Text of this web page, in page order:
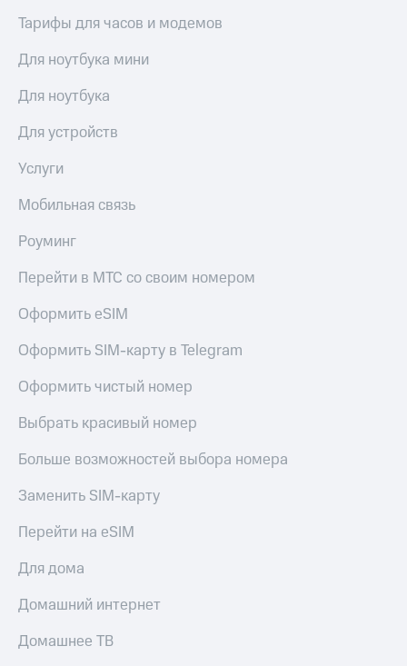
Тарифы для часов и модемов
Для ноутбука мини
Для ноутбука
Для устройств
Услуги
Мобильная связь
Роуминг
Перейти в МТС со своим номером
Оформить eSIM
Оформить SIM-карту в Telegram
Оформить чистый номер
Выбрать красивый номер
Больше возможностей выбора номера
Заменить SIM-карту
Перейти на eSIM
Для дома
Домашний интернет
Домашнее ТВ